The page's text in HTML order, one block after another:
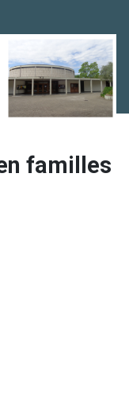
familles